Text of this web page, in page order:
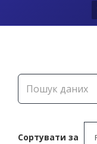
Сортувати за